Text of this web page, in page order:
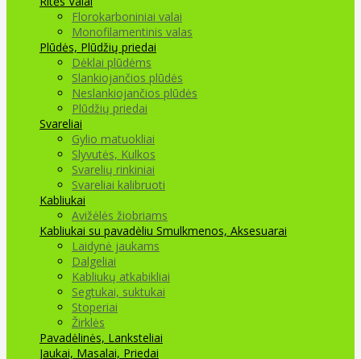
Florokarboniniai valai
Monofilamentinis valas
Plūdės, Plūdžių priedai
Dėklai plūdėms
Slankiojančios plūdės
Neslankiojančios plūdės
Plūdžių priedai
Svareliai
Gylio matuokliai
Slyvutės, Kulkos
Svarelių rinkiniai
Svareliai kalibruoti
Kabliukai
Avižėlės žiobriams
Kabliukai su pavadėliu Smulkmenos, Aksesuarai
Laidynė jaukams
Dalgeliai
Kabliukų atkabikliai
Segtukai, suktukai
Stoperiai
Žirklės
Pavadėlinės, Lanksteliai
Jaukai, Masalai, Priedai